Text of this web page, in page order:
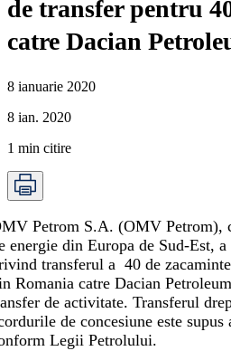
de transfer pentru
catre Dacian
8 ianuarie 2020
8 ian. 2020
1 min citire
Petrom S.A. (OMV Petrom),
energie din Europa de Sud-Est, a
transferul a 40 de
Romania catre Dacian
de activitate. Transferul
de concesiune este
Legii Petrolului.